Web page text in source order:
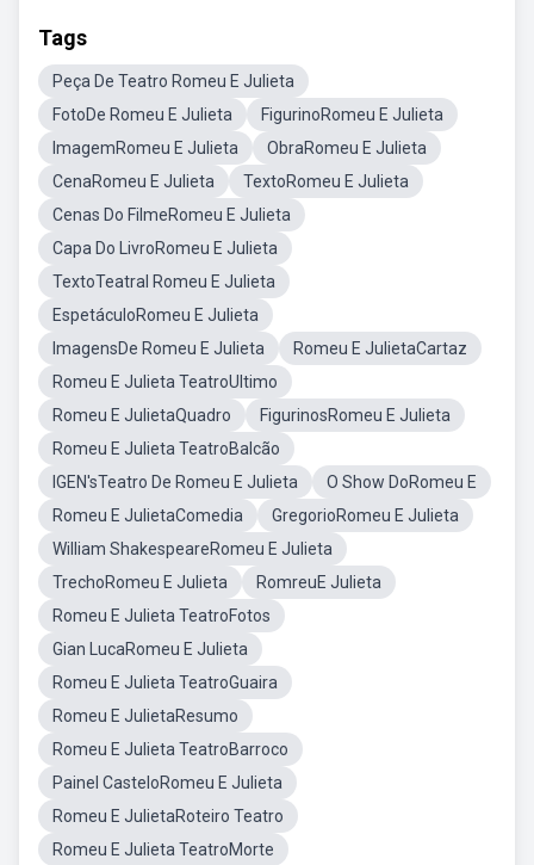
Tags
Peça De Teatro Romeu E Julieta
FotoDe Romeu E Julieta
FigurinoRomeu E Julieta
ImagemRomeu E Julieta
ObraRomeu E Julieta
CenaRomeu E Julieta
TextoRomeu E Julieta
Cenas Do FilmeRomeu E Julieta
Capa Do LivroRomeu E Julieta
TextoTeatral Romeu E Julieta
EspetáculoRomeu E Julieta
ImagensDe Romeu E Julieta
Romeu E JulietaCartaz
Romeu E Julieta TeatroUltimo
Romeu E JulietaQuadro
FigurinosRomeu E Julieta
Romeu E Julieta TeatroBalcão
IGEN'sTeatro De Romeu E Julieta
O Show DoRomeu E
Romeu E JulietaComedia
GregorioRomeu E Julieta
William ShakespeareRomeu E Julieta
TrechoRomeu E Julieta
RomreuE Julieta
Romeu E Julieta TeatroFotos
Gian LucaRomeu E Julieta
Romeu E Julieta TeatroGuaira
Romeu E JulietaResumo
Romeu E Julieta TeatroBarroco
Painel CasteloRomeu E Julieta
Romeu E JulietaRoteiro Teatro
Romeu E Julieta TeatroMorte